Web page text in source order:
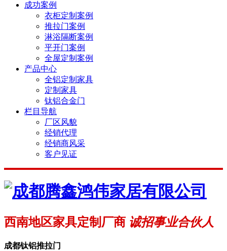
成功案例
衣柜定制案例
推拉门案例
淋浴隔断案例
平开门案例
全屋定制案例
产品中心
全铝定制家具
定制家具
钛铝合金门
栏目导航
厂区风貌
经销代理
经销商风采
客户见证
西南地区家具定制厂商 诚招事业合伙人
成都钛铝推拉门